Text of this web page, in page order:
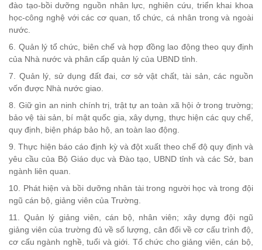
đào tạo-bồi dưỡng nguồn nhân lực, nghiên cứu, triển khai khoa
học-công nghệ với các cơ quan, tổ chức, cá nhân trong và ngoài
nước.
6. Quản lý tổ chức, biên chế và hợp đồng lao động theo quy định
của Nhà nước và phân cấp quản lý của UBND tỉnh.
7. Quản lý, sử dụng đất đai, cơ sở vật chất, tài sản, các nguồn
vốn được Nhà nước giao.
8. Giữ gìn an ninh chính trị, trật tự an toàn xã hội ở trong trường;
bảo vệ tài sản, bí mật quốc gia, xây dựng, thực hiện các quy chế,
quy định, biện pháp bảo hộ, an toàn lao động.
9. Thực hiện báo cáo định kỳ và đột xuất theo chế độ quy định và
yêu cầu của Bộ Giáo dục và Đào tạo, UBND tỉnh và các Sở, ban
ngành liên quan.
10. Phát hiện và bồi dưỡng nhân tài trong người học và trong đội
ngũ cán bộ, giảng viên của Trường.
11. Quản lý giảng viên, cán bộ, nhân viên; xây dựng đội ngũ
giảng viên của trường đủ về số lượng, cân đối về cơ cấu trình độ,
cơ cấu ngành nghề, tuổi và giới. Tổ chức cho giảng viên, cán bộ,